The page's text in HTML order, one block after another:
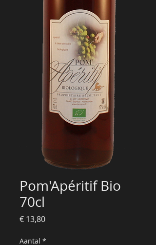
Pom'Apéritif Bio
70cl
€ 13,80Prijs
Aantal *